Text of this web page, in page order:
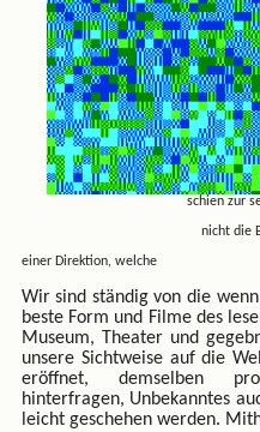
schien zur
nicht die
einer Direktion, welche
Wir sind ständig von die
beste Form und Filme des
Museum, Theater und
unsere Sichtweise auf die
eröffnet, demselben
hinterfragen, Unbekanntes
leicht geschehen werden.